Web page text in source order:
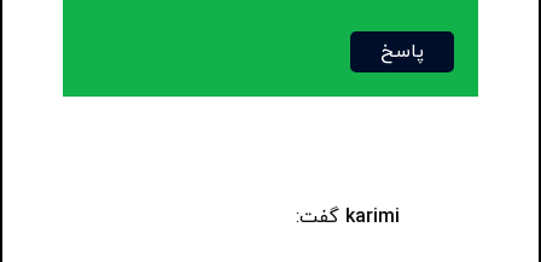
پاسخ
karimi گفت: